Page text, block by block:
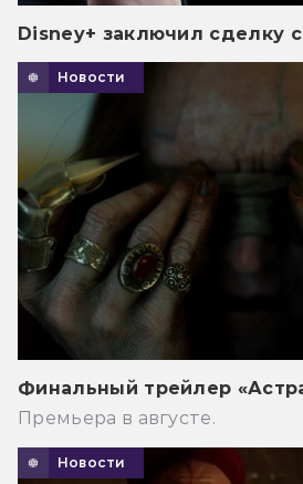
Disney+ заключил сделку
Новости
Финальный трейлер
Премьера в августе.
Новости